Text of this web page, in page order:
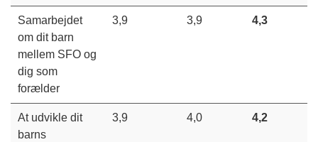
Samarbejdet
om dit barn
mellem SFO og
dig som
forælder
3,9 3,9 4,3
At udvikle dit
barns
3,9 4,0 4,2